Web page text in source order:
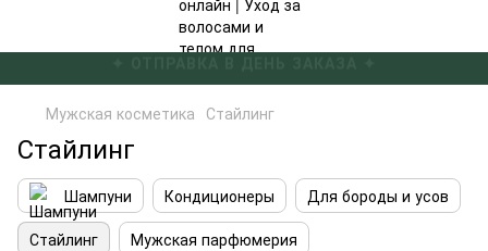
Мужская косметика Стайлинг
Стайлинг
Шампуни Кондиционеры
Для бороды и усов
Стайлинг
Мужская парфюмерия